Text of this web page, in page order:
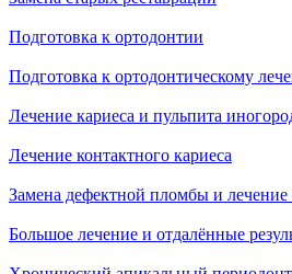
Подготовка к ортодонтии
Подготовка к ортодонтическому
Лечение кариеса и пульпита
Лечение контактного кариеса
Замена дефектной пломбы и лечение
Большое лечение и отдалённые